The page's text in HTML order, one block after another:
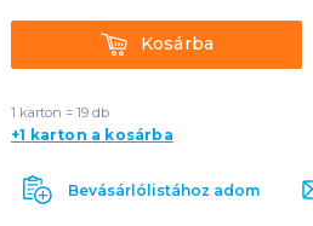
KosárbaKosárba
1 karton = 19 db
+1 karton a kosárba
Bevásárlólistához adom